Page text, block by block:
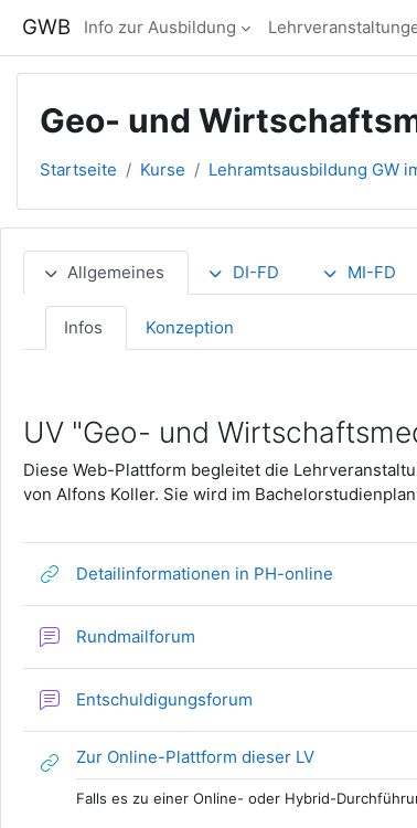
GWB Info zur Ausbildung
Geo- und
Startseite Kurse Lehramtsausbildung GW
Abschnittsübersicht
Allgemeines DI-FD MI-FD
Infos Konzeption
UV "Geo- und
Diese Web-Plattform begleitet die
von Alfons Koller. Sie wird im
Detailinformationen in PH-online
Rundmailforum
Entschuldigungsforum
Zur Online-Plattform dieser LVLink/URL
Falls es zu einer Online- oder Hybrid-